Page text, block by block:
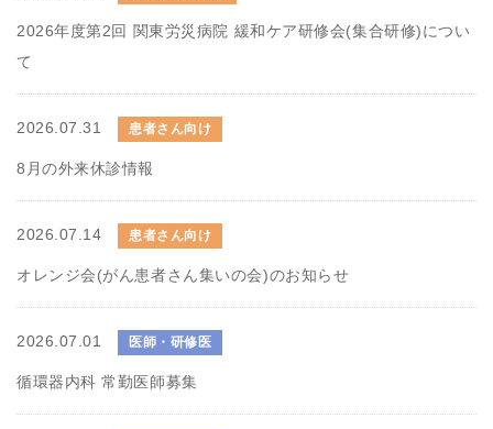
2026年度第2回 関東労災病院 緩和ケア研修会(集合研修)につい
て
2026.07.31 患者さん向け
8月の外来休診情報
2026.07.14 患者さん向け
オレンジ会(がん患者さん集いの会)のお知らせ
2026.07.01 医師・研修医
循環器内科 常勤医師募集